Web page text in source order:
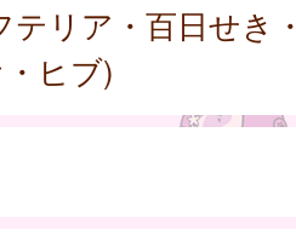
テリア・百日せき
ヒブ)